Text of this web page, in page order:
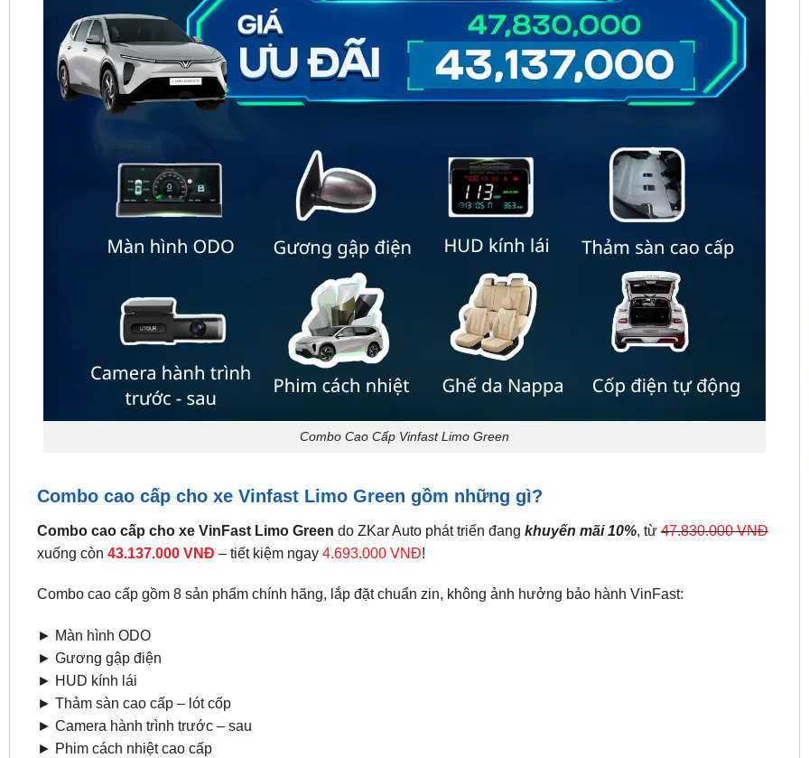
Combo Cao Cấp Vinfast Limo Green
Combo cao cấp cho xe Vinfast Limo Green gồm những gì?
Combo cao cấp cho xe VinFast Limo Green do ZKar Auto phát triển đang khuyến mãi 10%, từ47.830.000 VNĐ
xuống còn 43.137.000 VNĐ – tiết kiệm ngay 4.693.000 VNĐ!
Combo cao cấp gồm 8 sản phẩm chính hãng, lắp đặt chuẩn zin, không ảnh hưởng bảo hành VinFast:
► Màn hình ODO
► Gương gập điện
► HUD kính lái
► Thảm sàn cao cấp – lót cốp
► Camera hành trình trước – sau
► Phim cách nhiệt cao cấp